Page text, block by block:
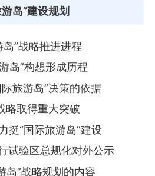
岛”建设规划
”战略推进进程
岛”构想形成历程
旅游岛”决策的依据
略取得重大突破
“国际旅游岛”建设
试验区总规化对外公示
”战略规划的内容